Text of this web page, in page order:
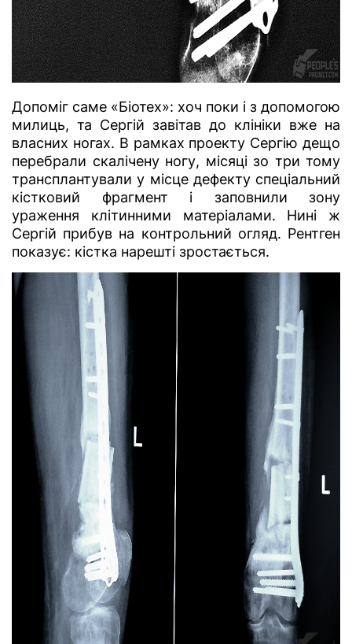
Допоміг саме «Біотех»: хоч поки і з допомогою
милиць, та Сергій завітав до клініки вже на
власних ногах. В рамках проекту Сергію дещо
перебрали скалічену ногу, місяці зо три тому
трансплантували у місце дефекту спеціальний
кістковий фрагмент і заповнили зону
ураження клітинними матеріалами. Нині ж
Сергій прибув на контрольний огляд. Рентген
показує: кістка нарешті зростається.